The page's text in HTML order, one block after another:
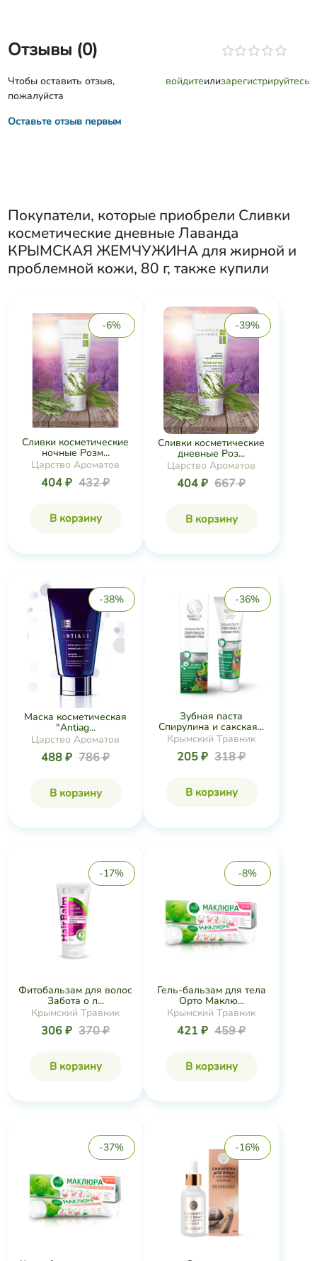
Отзывы (0)
Чтобы оставить отзыв,
пожалуйста
войдитеилизарегистрируйтесь
Оставьте отзыв первым
Покупатели, которые приобрели Сливки
косметические дневные Лаванда
КРЫМСКАЯ ЖЕМЧУЖИНА для жирной и
проблемной кожи, 80 г, также купили
-6%
Сливки косметические
ночные Розм...
Царство Ароматов
404 ₽ 432 ₽
В корзину
-39%
Сливки косметические
дневные Роз...
Царство Ароматов
404 ₽ 667 ₽
В корзину
-38%
Маска косметическая
"Antiag...
Царство Ароматов
488 ₽ 786 ₽
В корзину
-36%
Зубная паста
Спирулина и сакская...
Крымский Травник
205 ₽ 318 ₽
В корзину
-17%
Фитобальзам для волос
Забота о л...
Крымский Травник
306 ₽ 370 ₽
В корзину
-8%
Гель-бальзам для тела
Орто Маклю...
Крымский Травник
421 ₽ 459 ₽
В корзину
-37% -16%